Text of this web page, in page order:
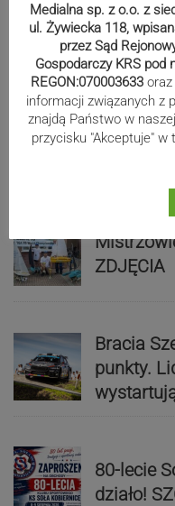
Sport
Biało-
Rekord –
ZDJĘCIA
Bracia
punkty.
80-lecie
działo!
Medialna sp. z o.o. z
ul. Żywiecka 118,
przez Sąd
Gospodarczy KRS pod
REGON:070003633 oraz
informacji związanych z
znajdą Państwo w naszej
przycisku "Akceptuje"